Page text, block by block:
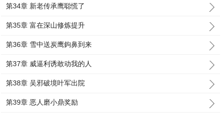
第34章 新老传承鹰聪慌了
第35章 富在深山修炼提升
第36章 雪中送炭鹰鉤鼻到来
第37章 威逼利诱敢动我的人
第38章 吴邪破境叶军出院
第39章 恶人磨小鼎奖励